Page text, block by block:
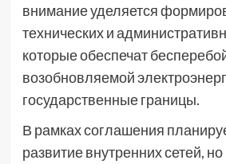
внимание уделяется
технических и
которые обеспечат
возобновляемой
государственные границы.
В рамках соглашения
развитие внутренних сетей,